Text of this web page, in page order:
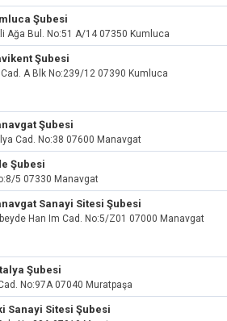
Şubesi
Ağa Bul. No:51 A/14 07350 Kumluca
Şubesi
A Blk No:239/12 07390 Kumluca
Şubesi
Cad. No:38 07600 Manavgat
Şubesi
5 07330 Manavgat
Sanayi Sitesi Şubesi
Han Im Cad. No:5/Z01 07000 Manavgat
Şubesi
No:97A 07040 Muratpaşa
Sanayi Sitesi Şubesi